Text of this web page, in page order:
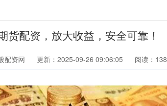
货配资，放大收益，安全可靠！
配资网 更新：2025-09-26 09:06:05 阅读：138